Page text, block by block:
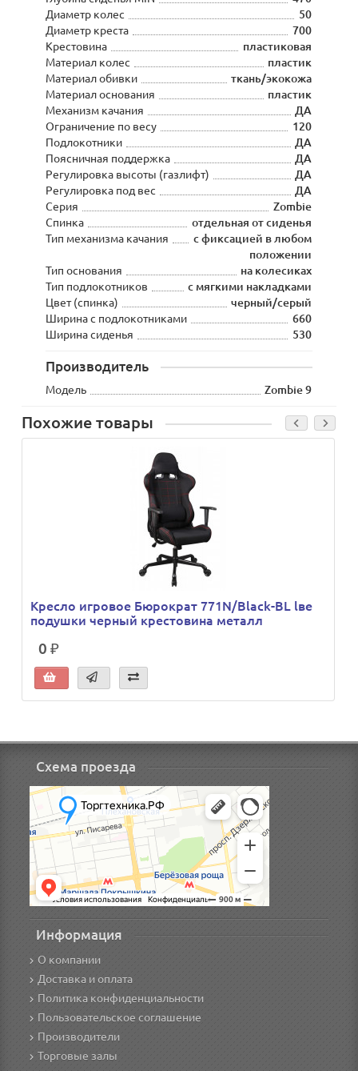
Диаметр колес
50
Диаметр креста
700
Крестовина
пластиковая
Материал колес
пластик
Материал обивки
ткань/экокожа
Материал основания
пластик
Механизм качания
ДА
Ограничение по весу
120
Подлокотники
ДА
Поясничная поддержка
ДА
Регулировка высоты (газлифт)
ДА
Регулировка под вес
ДА
Серия
Zombie
Спинка
отдельная от сиденья
Тип механизма качания
с фиксацией в любом
положении
Тип основания
на колесиках
Тип подлокотников
с мягкими накладками
Цвет (спинка)
черный/серый
Ширина с подлокотниками
660
Ширина сиденья
530
Производитель
Модель Zombie 9
Похожие товары
Кресло игровое Бюрократ 771N/Black-BL lве
подушки черный крестовина металл
0 ₽
Схема проезда
Информация
О компании
Доставка и оплата
Политика конфиденциальности
Пользовательское соглашение
Производители
Торговые залы